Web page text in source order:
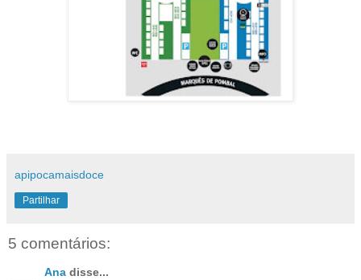
apipocamaisdoce
Partilhar
5 comentários:
Ana disse...